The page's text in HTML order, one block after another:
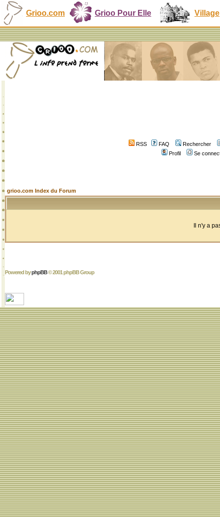
Grioo.com Grioo Pour Elle Village
RSS FAQ
Rechercher
Profil
Se
grioo.com Index du Forum
Il n'y a
Powered byphpBB© 2001 phpBB Group